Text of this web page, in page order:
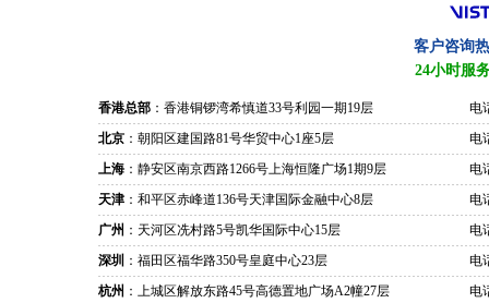
客户咨询
24小时服
香港总部 ：香港铜锣湾希慎道33号利园一期19层
电
北京 ：朝阳区建国路81号华贸中心1座5层
电
上海 ：静安区南京西路1266号上海恒隆广场1期9层
电
天津 ：和平区赤峰道136号天津国际金融中心8层
电
广州 ：天河区冼村路5号凯华国际中心15层
电
深圳 ：福田区福华路350号皇庭中心23层
电
杭州 ：上城区解放东路45号高德置地广场A2幢27层
电